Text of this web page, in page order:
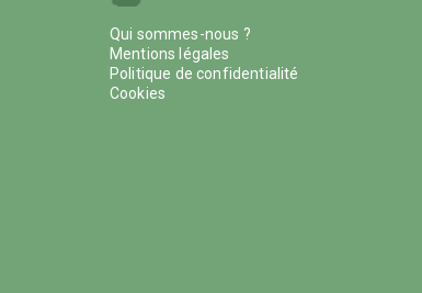
Qui sommes-nous ?
Mentions légales
Politique de confidentialité
Cookies